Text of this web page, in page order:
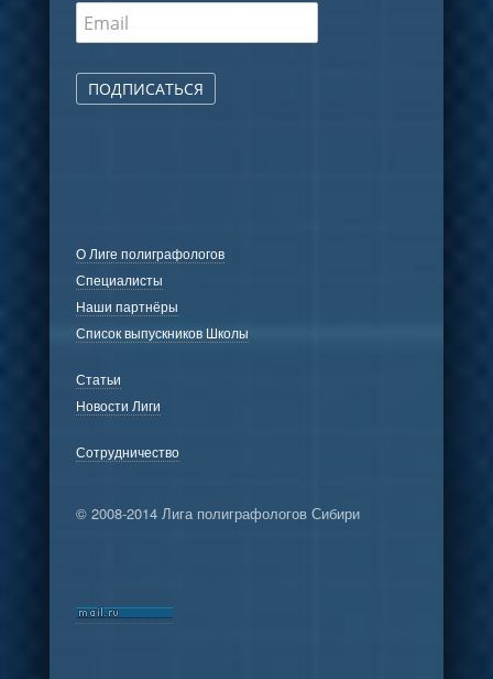
ПОДПИСАТЬСЯ
О Лиге полиграфологов
Специалисты
Наши партнёры
Список выпускников Школы
Статьи
Новости Лиги
Сотрудничество
© 2008-2014 Лига полиграфологов Сибири